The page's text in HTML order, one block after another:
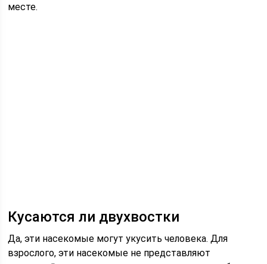
месте.
Кусаются ли двухвостки
Да, эти насекомые могут укусить человека. Для
взрослого, эти насекомые не представляют